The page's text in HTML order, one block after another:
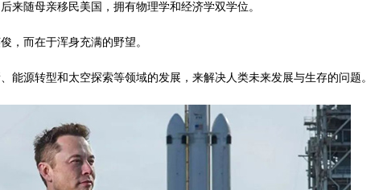
随母亲移民美国，拥有物理学和经济学双学位。
而在于浑身充满的野望。
源转型和太空探索等领域的发展，来解决人类未来发展与生存的问题。